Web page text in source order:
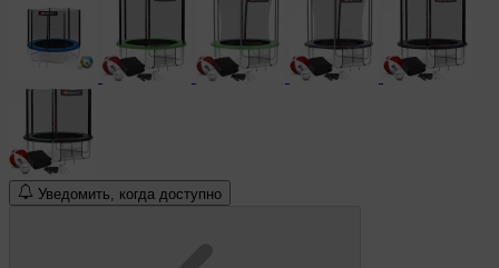
Уведомить, когда доступно